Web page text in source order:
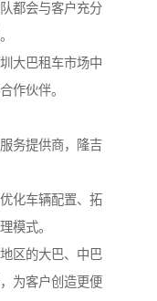
都会与客户充分
大巴租车市场中
作伙伴。
务提供商，隆吉
化车辆配置、拓
模式。
区的大巴、中巴
为客户创造更便